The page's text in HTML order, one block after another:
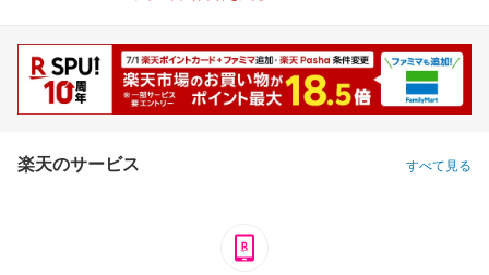
楽天のサービス すべて見る